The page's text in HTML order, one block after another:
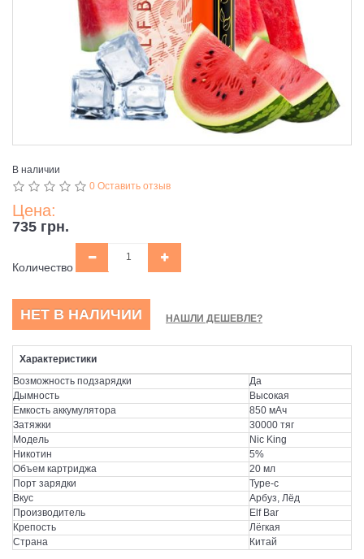
В наличии
0 Оставить отзыв
Цена:
735 грн.
Количество
НЕТ В НАЛИЧИИ НАШЛИ ДЕШЕВЛЕ?
Характеристики
Возможность подзарядки
Да
Дымность
Высокая
Емкость аккумулятора
850 мАч
Затяжки
30000 тяг
Модель
Nic King
Никотин
5%
Объем картриджа
20 мл
Порт зарядки
Type-c
Вкус
Арбуз, Лёд
Производитель
Elf Bar
Крепость
Лёгкая
Страна
Китай